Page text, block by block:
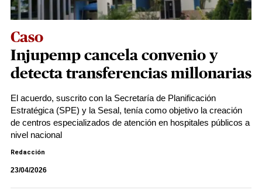
Caso
Injupemp cancela convenio y
detecta transferencias millonarias
El acuerdo, suscrito con la Secretaría de Planificación
Estratégica (SPE) y la Sesal, tenía como objetivo la creación
de centros especializados de atención en hospitales públicos a
nivel nacional
Redacción
23/04/2026